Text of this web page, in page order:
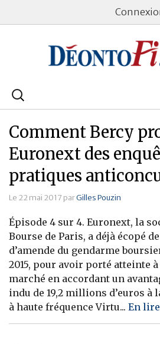
Rechercher
Bourse
Placements
Assurance Vie
Patrimoine
Immobilier
Banque
Comment Bercy
Euronext des
pratiques
Le 22 mai 2017 parGilles Pouzin
Épisode 4 sur 4. Euronext, la
Bourse de Paris, a déjà écopé
d’amende du gendarme
2015, pour avoir porté atteinte
marché en accordant un
indu de 19,2 millions d’euros à
à haute fréquence Virtu... En